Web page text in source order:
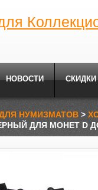
НОВОСТИ СКИДКИ
НУМИЗМАТОВ >
ДЛЯ МОНЕТ D ДО